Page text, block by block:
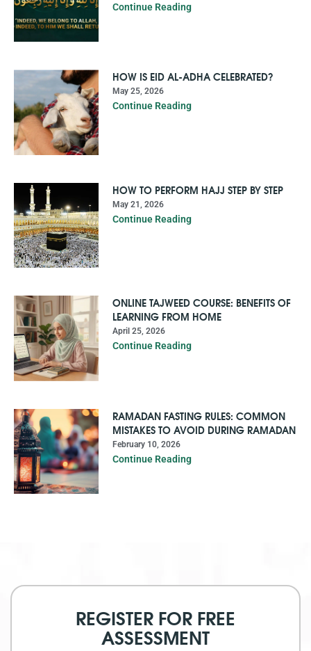
Continue Reading
HOW IS EID AL-ADHA CELEBRATED?
May 25, 2026
Continue Reading
HOW TO PERFORM HAJJ STEP BY STEP
May 21, 2026
Continue Reading
ONLINE TAJWEED COURSE: BENEFITS OF
LEARNING FROM HOME
April 25, 2026
Continue Reading
RAMADAN FASTING RULES: COMMON
MISTAKES TO AVOID DURING RAMADAN
February 10, 2026
Continue Reading
REGISTER FOR FREE
ASSESSMENT